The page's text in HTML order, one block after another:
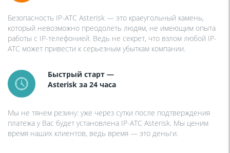
Безопасность IP-АТС Asterisk — это краеугольный камень,
который невозможно преодолеть людям, не имеющим опыта
работы с IP-телефонией. Ведь не секрет, что взлом любой IP-
АТС может привести к серьезным убыткам компании.
Быстрый старт —
Asterisk за 24 часа
Мы не тянем резину: уже через сутки после подтверждения
платежа у Вас будет установлена IP-АТС Asterisk. Мы ценим
время наших клиентов, ведь время — это деньги.